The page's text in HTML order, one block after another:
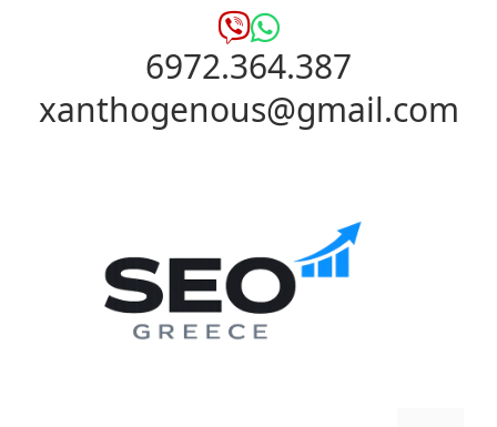
6972.364.387
xanthogenous@gmail.com